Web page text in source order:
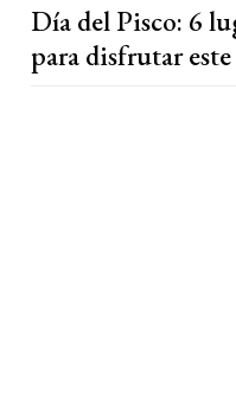
Día del Pisco: 6
para disfrutar